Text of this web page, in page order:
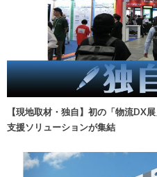
【現地取材・独自】初の「物流DX
支援ソリューションが集結